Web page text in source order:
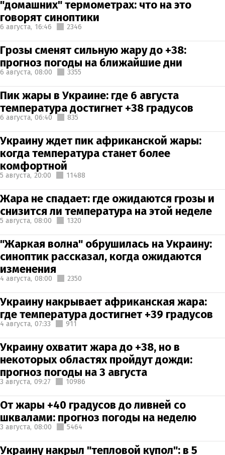
"домашних" термометрах: что на это
говорят синоптики
6 августа, 16:46 2346
Грозы сменят сильную жару до +38:
прогноз погоды на ближайшие дни
6 августа, 08:00 3355
Пик жары в Украине: где 6 августа
температура достигнет +38 градусов
6 августа, 06:40 835
Украину ждет пик африканской жары:
когда температура станет более
комфортной
5 августа, 20:00 11488
Жара не спадает: где ожидаются грозы и
снизится ли температура на этой неделе
5 августа, 08:00 1320
"Жаркая волна" обрушилась на Украину:
синоптик рассказал, когда ожидаются
изменения
4 августа, 08:00 2350
Украину накрывает африканская жара:
где температура достигнет +39 градусов
4 августа, 07:33 911
Украину охватит жара до +38, но в
некоторых областях пройдут дожди:
прогноз погоды на 3 августа
3 августа, 09:27 10986
От жары +40 градусов до ливней со
шквалами: прогноз погоды на неделю
3 августа, 08:00 5464
Украину накрыл "тепловой купол": в 5